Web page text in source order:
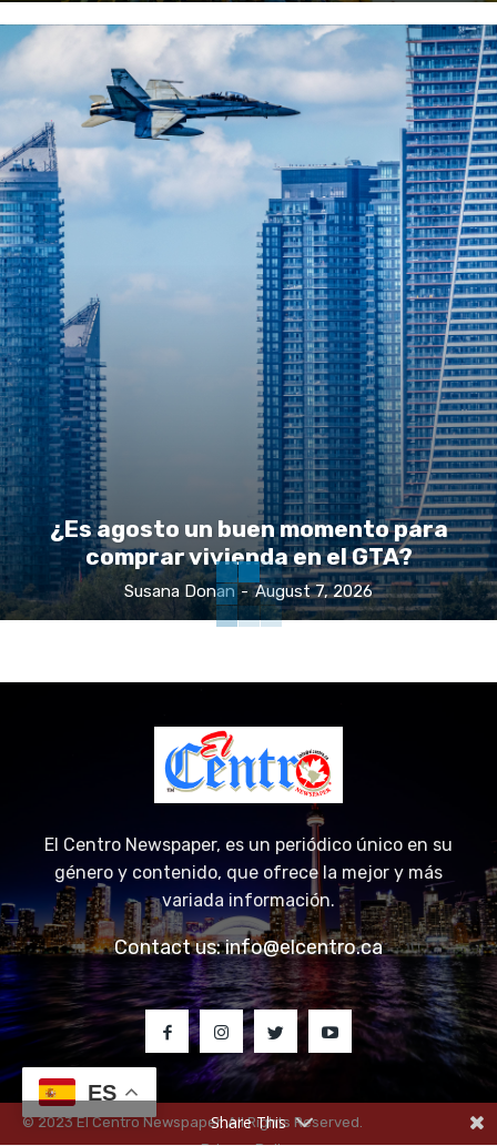
¿Es agosto un buen momento para
comprar vivienda en el GTA?
Susana Donan - August 7, 2026
El Centro Newspaper, es un periódico único en su
género y contenido, que ofrece la mejor y más
variada información.
Contact us:info@elcentro.ca
© 2023 El Centro Newspaper. All Rights Reserved.
ES
Share This